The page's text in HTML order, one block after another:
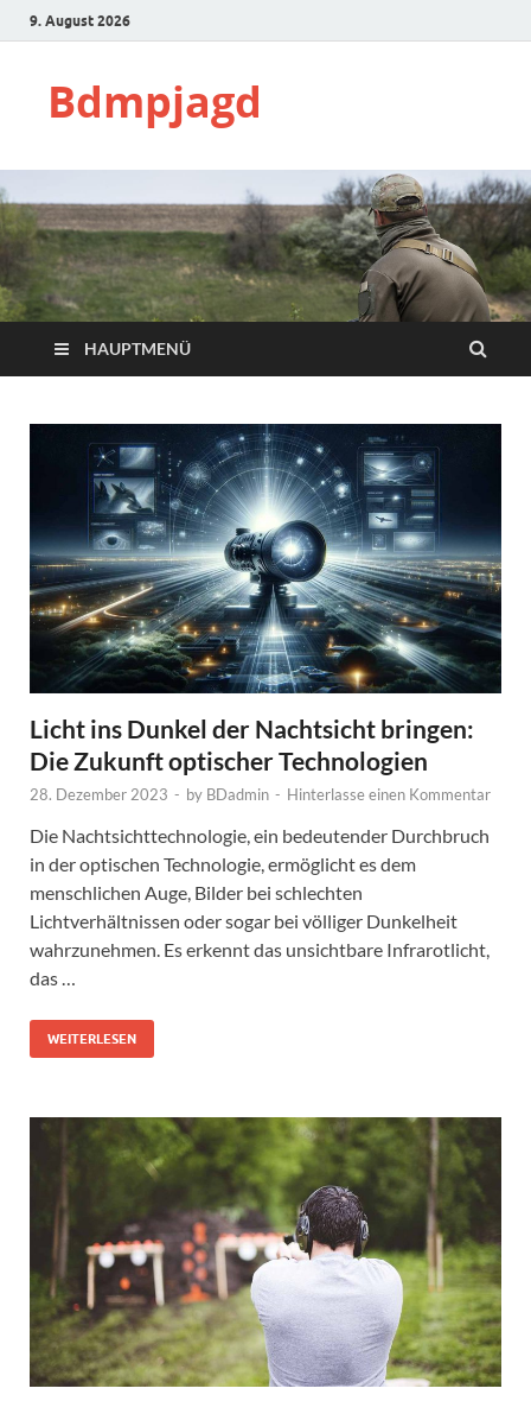
9. August 2026
Bdmpjagd
HAUPTMENÜ
Licht ins Dunkel der Nachtsicht bringen:
Die Zukunft optischer Technologien
28. Dezember 2023 - by BDadmin - Hinterlasse einen Kommentar
Die Nachtsichttechnologie, ein bedeutender Durchbruch
in der optischen Technologie, ermöglicht es dem
menschlichen Auge, Bilder bei schlechten
Lichtverhältnissen oder sogar bei völliger Dunkelheit
wahrzunehmen. Es erkennt das unsichtbare Infrarotlicht,
das …
WEITERLESEN